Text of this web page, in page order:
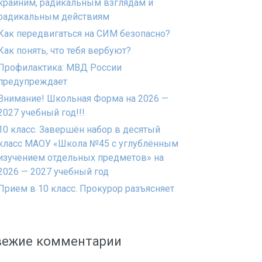
радикальным взглядам и
действиям
передвигаться на СИМ безопасно?
понять, что тебя вербуют?
МВД России
Школьная Форма на 2026 —
учебный год!!!
класс. Завершён набор в десятый
МАОУ «Школа №45 с углублённым
отдельных предметов» на
— 2027 учебный год
в 10 класс. Прокурор разъясняет
комментарии